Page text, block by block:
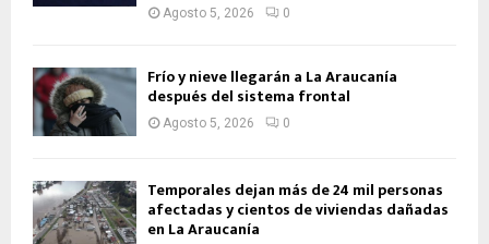
Agosto 5, 2026 0
Frío y nieve llegarán a La Araucanía
después del sistema frontal
Agosto 5, 2026 0
Temporales dejan más de 24 mil personas
afectadas y cientos de viviendas dañadas
en La Araucanía